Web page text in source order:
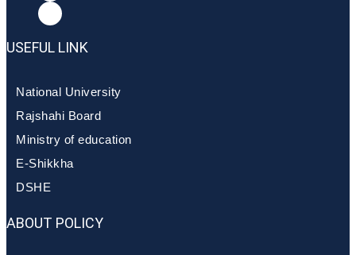
USEFUL LINK
National University
Rajshahi Board
Ministry of education
E-Shikkha
DSHE
ABOUT POLICY